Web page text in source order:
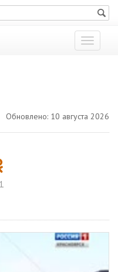
Показать
меню
Обновлено: 10 августа 2026